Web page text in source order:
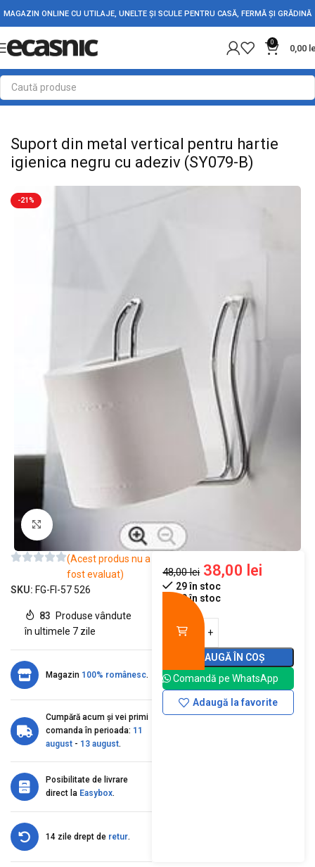
MAGAZIN ONLINE CU UTILAJE, UNELTE ȘI SCULE PENTRU CASĂ, FERMĂ ȘI GRĂDINĂ
0
0,00
Prima pagină Suporturi pentru baie
Suport din metal vertical pentru hartie
igienica negru cu adeziv (SY079-B)
-21%
Mărește imaginea
(Acest produs nu a
fost evaluat)
SKU: FG-FI-57 526
83
Produse vândute
în ultimele 7 zile
Magazin 100% românesc.
Cumpără acum și vei primi
comanda în perioada: 11
august - 13 august.
Posibilitate de livrare
direct la Easybox.
14 zile drept de retur.
48,00lei 38,00 lei
29 în stoc
29 în stoc
ADAUGĂ ÎN COȘ
Comandă pe WhatsApp
Adaugă la favorite